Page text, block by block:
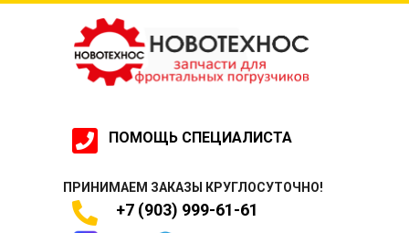
ПОМОЩЬ СПЕЦИАЛИСТА
ПРИНИМАЕМ ЗАКАЗЫ КРУГЛОСУТОЧНО!
+7 (903) 999-61-61